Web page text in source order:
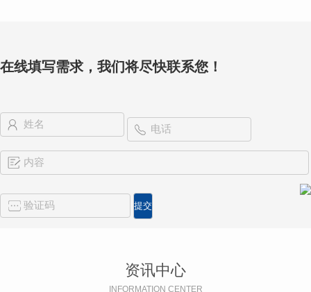
在线填写需求，我们将尽快联系您！
资讯中心
INFORMATION CENTER